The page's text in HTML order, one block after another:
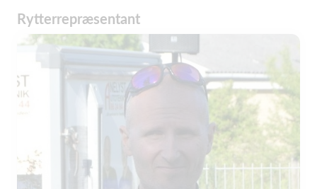
Rytterrepræsentant